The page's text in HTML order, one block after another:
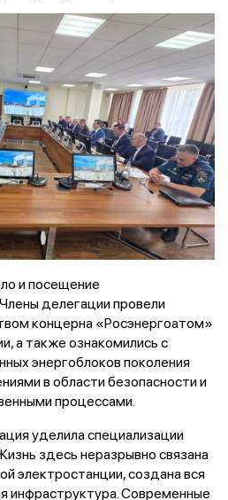
и посещение
делегации провели
концерна «Росэнергоатом»
а также ознакомились с
энергоблоков поколения
в области безопасности и
процессами.
уделила специализации
здесь неразрывно связана
электростанции, создана вся
инфраструктура. Современные